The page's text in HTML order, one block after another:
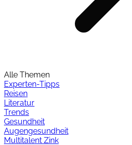
Alle Themen
Experten-Tipps
Reisen
Literatur
Trends
Gesundheit
Augengesundheit
Multitalent Zink